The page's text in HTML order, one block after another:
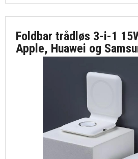
Foldbar trådløs 3-i-1
Apple, Huawei og